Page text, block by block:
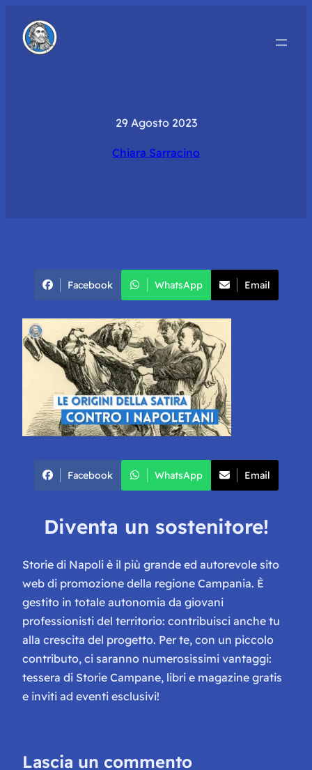
29 Agosto 2023
Chiara Sarracino
Facebook WhatsApp Email
Facebook WhatsApp Email
Diventa un sostenitore!
Storie di Napoli è il più grande ed autorevole sito
web di promozione della regione Campania. È
gestito in totale autonomia da giovani
professionisti del territorio: contribuisci anche tu
alla crescita del progetto. Per te, con un piccolo
contributo, ci saranno numerosissimi vantaggi:
tessera di Storie Campane, libri e magazine gratis
e inviti ad eventi esclusivi!
Lascia un commento